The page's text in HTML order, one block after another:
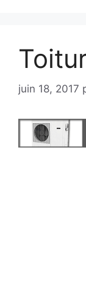
juin 18, 2017